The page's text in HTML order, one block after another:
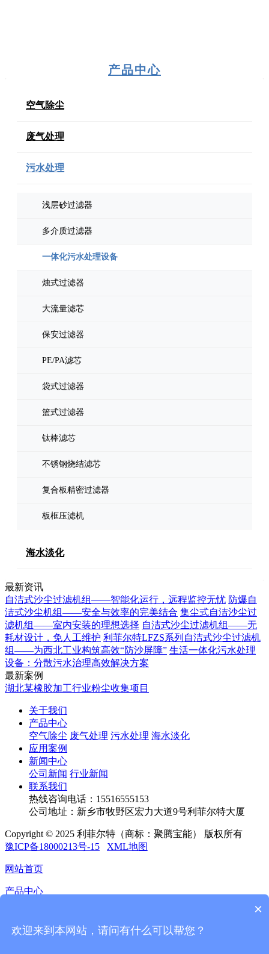
产品中心
空气除尘
废气处理
污水处理
浅层砂过滤器
多介质过滤器
一体化污水处理设备
烛式过滤器
大流量滤芯
保安过滤器
PE/PA滤芯
袋式过滤器
篮式过滤器
钛棒滤芯
不锈钢烧结滤芯
复合板精密过滤器
板框压滤机
海水淡化
最新资讯
自洁式沙尘过滤机组——智能化运行，远程监控无忧 防爆自
洁式沙尘机组——安全与效率的完美结合 集尘式自洁沙尘过
滤机组——室内安装的理想选择 自洁式沙尘过滤机组——无
耗材设计，免人工维护 利菲尔特LFZS系列自洁式沙尘过滤机
组——为西北工业构筑高效“防沙屏障” 生活一体化污水处理
设备：分散污水治理高效解决方案
最新案例
湖北某橡胶加工行业粉尘收集项目
关于我们
产品中心
空气除尘 废气处理 污水处理 海水淡化
应用案例
新闻中心
公司新闻 行业新闻
联系我们
热线咨询电话： 15516555153
公司地址：新乡市牧野区宏力大道9号利菲尔特大厦
Copyright © 2025 利菲尔特（商标：聚腾宝能） 版权所有
豫ICP备18000213号-15
XML地图
网站首页
产品中心
新闻中心
×
欢迎来到本网站，请问有什么可以帮您？